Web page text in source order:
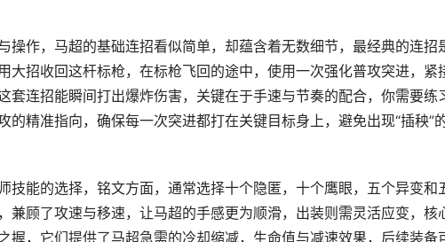
操作，马超的基础连招看似简单，却蕴含着无数细节，最经典的连招
大招收回这杆标枪，在标枪飞回的途中，使用一次强化普攻突进，紧
套连招能瞬间打出爆炸伤害，关键在于手速与节奏的配合，你需要练
的精准指向，确保每一次突进都打在关键目标身上，避免出现“插秧”
技能的选择，铭文方面，通常选择十个隐匿，十个鹰眼，五个异变和
兼顾了攻速与移速，让马超的手感更为顺滑，出装则需灵活应变，核
握，它们提供了马超急需的冷却缩减，生命值与减速效果，后续装备